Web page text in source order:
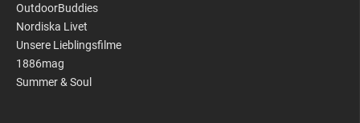
OutdoorBuddies
Nordiska Livet
Unsere Lieblingsfilme
1886mag
Summer & Soul